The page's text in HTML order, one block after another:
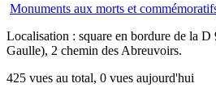
Monuments aux morts et
Localisation : square en bordure de la D
Gaulle), 2 chemin des Abreuvoirs.
425 vues au total, 0 vues aujourd'hui